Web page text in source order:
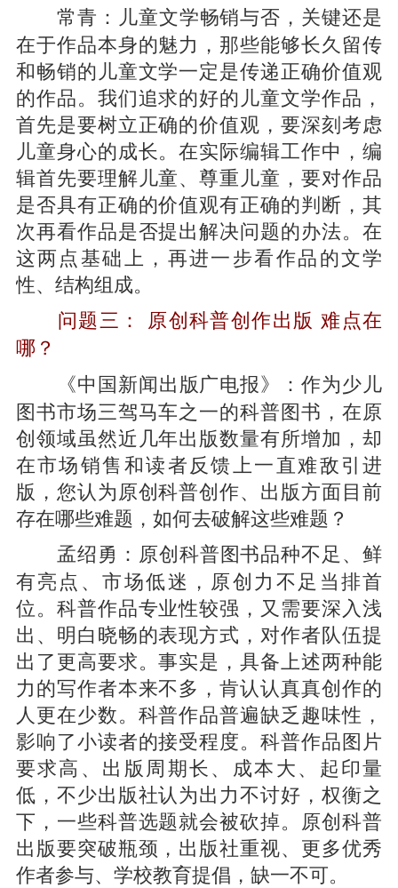
常青： 儿童文学畅销与否，关键还是
在于作品本身的魅力，那些能够长久留传
和畅销的儿童文学一定是传递正确价值观
的作品。我们追求的好的儿童文学作品，
首先是要树立正确的价值观，要深刻考虑
儿童身心的成长。在实际编辑工作中，编
辑首先要理解儿童、尊重儿童，要对作品
是否具有正确的价值观有正确的判断，其
次再看作品是否提出解决问题的办法。在
这两点基础上，再进一步看作品的文学
性、结构组成。
问题三： 原创科普创作出版 难点在
哪？
《中国新闻出版广电报》：作为少儿
图书市场三驾马车之一的科普图书，在原
创领域虽然近几年出版数量有所增加，却
在市场销售和读者反馈上一直难敌引进
版，您认为原创科普创作、出版方面目前
存在哪些难题，如何去破解这些难题？
孟绍勇： 原创科普图书品种不足、鲜
有亮点、市场低迷，原创力不足当排首
位。科普作品专业性较强，又需要深入浅
出、明白晓畅的表现方式，对作者队伍提
出了更高要求。事实是，具备上述两种能
力的写作者本来不多，肯认认真真创作的
人更在少数。科普作品普遍缺乏趣味性，
影响了小读者的接受程度。科普作品图片
要求高、出版周期长、成本大、起印量
低，不少出版社认为出力不讨好，权衡之
下，一些科普选题就会被砍掉。原创科普
出版要突破瓶颈，出版社重视、更多优秀
作者参与、学校教育提倡，缺一不可。